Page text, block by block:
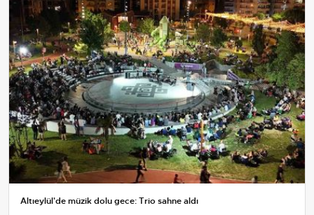
Altıeylül'de müzik dolu gece: Trio sahne aldı